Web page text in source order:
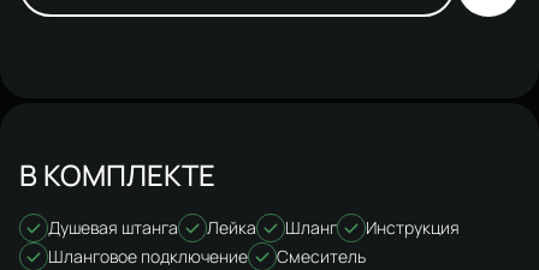
В КОМПЛЕКТЕ
Душевая штанга Лейка Шланг
Инструкция
Шланговое подключение
Смеситель